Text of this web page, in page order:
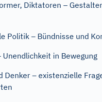
Diktatoren –
Politik – Bündnisse und
Unendlichkeit in Bewegung
Denker – existenzielle